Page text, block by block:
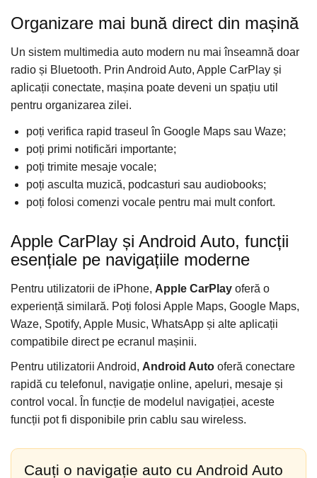
Camera Endoscop
Echipamente service auto
Huse volan
Chei si truse chei
Bricolaj
Accesorii compresoare
Aparate de lipit si capsat
Masini de polisat
Aeroterme
Dezumidificatoare
Compresoare aer
Boxe & Subwoofer Auto
Difuzore Auto
Casti Wireless
Subwoofer Auto
Boxe portabile
Organizare mai bună direct din mașină
Un sistem multimedia auto modern nu mai înseamnă doar
radio și Bluetooth. Prin Android Auto, Apple CarPlay și
aplicații conectate, mașina poate deveni un spațiu util
pentru organizarea zilei.
poți verifica rapid traseul în Google Maps sau Waze;
poți primi notificări importante;
poți trimite mesaje vocale;
poți asculta muzică, podcasturi sau audiobooks;
poți folosi comenzi vocale pentru mai mult confort.
Apple CarPlay și Android Auto, funcții
esențiale pe navigațiile moderne
Pentru utilizatorii de iPhone, Apple CarPlay oferă o
experiență similară. Poți folosi Apple Maps, Google Maps,
Waze, Spotify, Apple Music, WhatsApp și alte aplicații
compatibile direct pe ecranul mașinii.
Pentru utilizatorii Android, Android Auto oferă conectare
rapidă cu telefonul, navigație online, apeluri, mesaje și
control vocal. În funcție de modelul navigației, aceste
funcții pot fi disponibile prin cablu sau wireless.
Cauți o navigație auto cu Android Auto